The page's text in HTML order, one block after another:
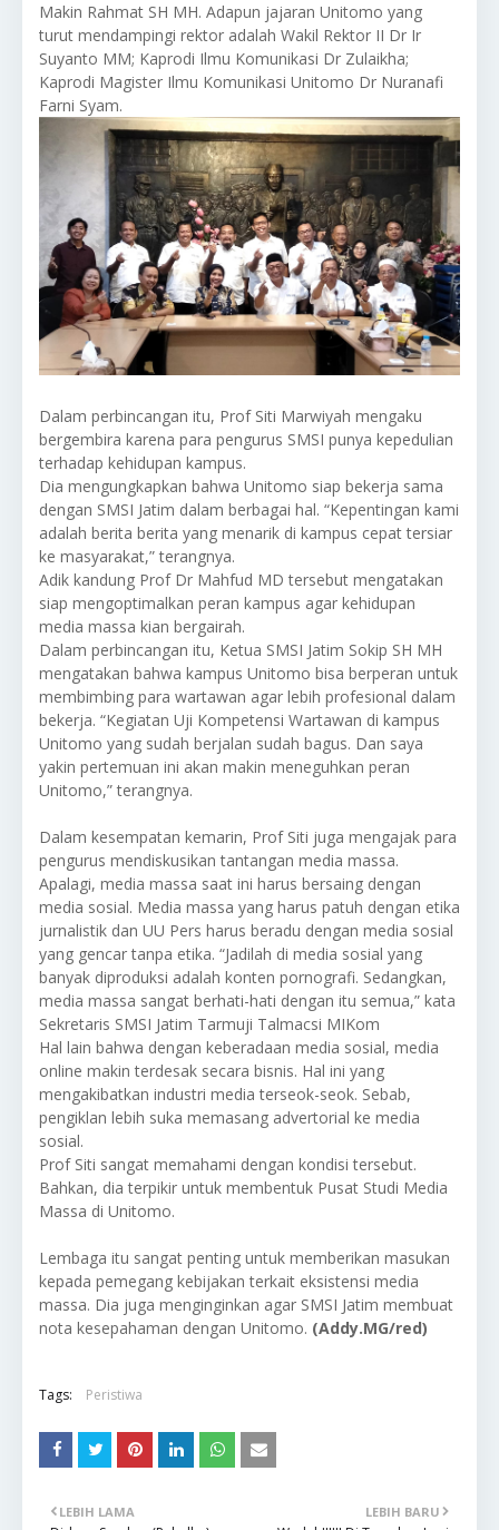
Makin Rahmat SH MH. Adapun jajaran Unitomo yang
turut mendampingi rektor adalah Wakil Rektor II Dr Ir
Suyanto MM; Kaprodi Ilmu Komunikasi Dr Zulaikha;
Kaprodi Magister Ilmu Komunikasi Unitomo Dr Nuranafi
Farni Syam.
Dalam perbincangan itu, Prof Siti Marwiyah mengaku
bergembira karena para pengurus SMSI punya kepedulian
terhadap kehidupan kampus.
Dia mengungkapkan bahwa Unitomo siap bekerja sama
dengan SMSI Jatim dalam berbagai hal. “Kepentingan kami
adalah berita berita yang menarik di kampus cepat tersiar
ke masyarakat,” terangnya.
Adik kandung Prof Dr Mahfud MD tersebut mengatakan
siap mengoptimalkan peran kampus agar kehidupan
media massa kian bergairah.
Dalam perbincangan itu, Ketua SMSI Jatim Sokip SH MH
mengatakan bahwa kampus Unitomo bisa berperan untuk
membimbing para wartawan agar lebih profesional dalam
bekerja. “Kegiatan Uji Kompetensi Wartawan di kampus
Unitomo yang sudah berjalan sudah bagus. Dan saya
yakin pertemuan ini akan makin meneguhkan peran
Unitomo,” terangnya.
Dalam kesempatan kemarin, Prof Siti juga mengajak para
pengurus mendiskusikan tantangan media massa.
Apalagi, media massa saat ini harus bersaing dengan
media sosial. Media massa yang harus patuh dengan etika
jurnalistik dan UU Pers harus beradu dengan media sosial
yang gencar tanpa etika. “Jadilah di media sosial yang
banyak diproduksi adalah konten pornografi. Sedangkan,
media massa sangat berhati-hati dengan itu semua,” kata
Sekretaris SMSI Jatim Tarmuji Talmacsi MIKom
Hal lain bahwa dengan keberadaan media sosial, media
online makin terdesak secara bisnis. Hal ini yang
mengakibatkan industri media terseok-seok. Sebab,
pengiklan lebih suka memasang advertorial ke media
sosial.
Prof Siti sangat memahami dengan kondisi tersebut.
Bahkan, dia terpikir untuk membentuk Pusat Studi Media
Massa di Unitomo.
Lembaga itu sangat penting untuk memberikan masukan
kepada pemegang kebijakan terkait eksistensi media
massa. Dia juga menginginkan agar SMSI Jatim membuat
nota kesepahaman dengan Unitomo. (Addy.MG/red)
Tags: Peristiwa
LEBIH BARU
LEBIH LAMA